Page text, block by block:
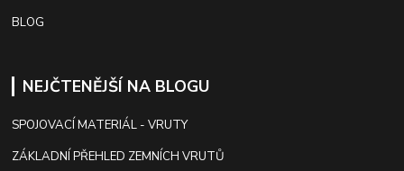
BLOG
NEJČTENĚJŠÍ NA BLOGU
SPOJOVACÍ MATERIÁL - VRUTY
ZÁKLADNÍ PŘEHLED ZEMNÍCH VRUTŮ